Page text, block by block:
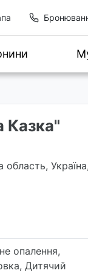
Казка"
область, Україна,
опалення,
Дитячий